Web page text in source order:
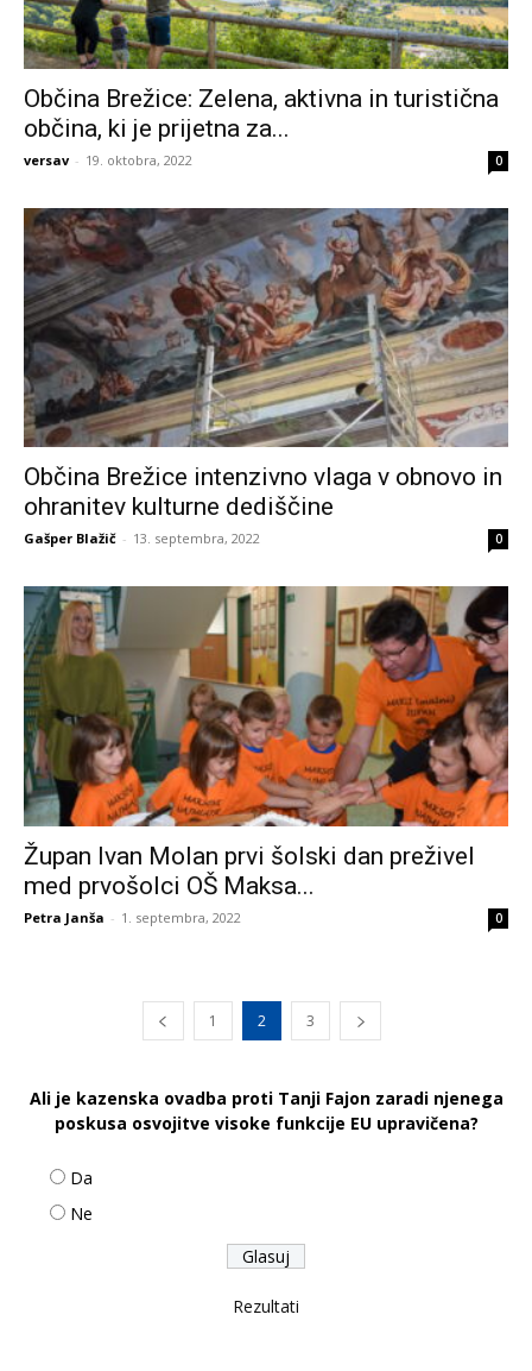
Občina Brežice: Zelena, aktivna in turistična
občina, ki je prijetna za...
versav - 19. oktobra, 2022 0
Občina Brežice intenzivno vlaga v obnovo in
ohranitev kulturne dediščine
Gašper Blažič - 13. septembra, 2022 0
Župan Ivan Molan prvi šolski dan preživel
med prvošolci OŠ Maksa...
Petra Janša - 1. septembra, 2022 0
1 2 3
Ali je kazenska ovadba proti Tanji Fajon zaradi njenega
poskusa osvojitve visoke funkcije EU upravičena?
Da
Ne
Rezultati